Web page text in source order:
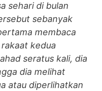
sehari di bulan
sebanyak
membaca
kedua
seratus kali, dia
dia melihat
atau diperlihatkan